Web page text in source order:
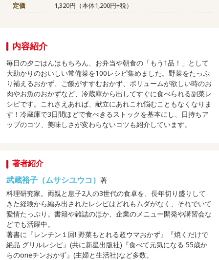
定価
1,320円（本体1,200円+税）
内容紹介
毎日の夕ごはんはもちろん、お弁当や朝食の「もう1品！」として
大助かりのおいしい常備菜を100レシピ集めました。野菜をたっぷ
り補えるおかず、ご飯がすすむおかず、ボリュームが欲しい時のお
肉やお魚のおかずなど、冷蔵庫から出してすぐに食べられる副菜レ
シピです。これさえあれば、献立にあれこれ悩むこともなくなりま
す！冷蔵庫で3日間ほどで食べきるストックを基本にし、日持ちア
ップのコツ、美味しさが変わらないコツも紹介しています。
著者紹介
武蔵裕子（ムサシユウコ）著
料理研究家。両親と息子2人の3世代の食卓を、長年切り盛りして
きた経験から編み出されたレシピはどれもムダがなく、それでいて
愛情たっぷり。書籍や雑誌のほか、企業のメニュー開発や講習会な
どでも活躍中。
著書に『レンチン１回! 野菜もとれる超ウマおかず』『焼くだけで
絶品 グリルレシピ』(共に新星出版社)『食べて元気になる 55歳か
らのoneチンおかず』(主婦と生活社)など多数。